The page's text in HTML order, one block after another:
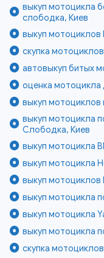
выкуп мотоцикла
слободка, Киев
выкуп мотоциклов
скупка
автовыкуп битых
оценка мотоцикла
выкуп мотоциклов
выкуп мотоцикла
Слободка, Киев
выкуп мотоцикла
выкуп мотоцикла
выкуп мотоциклов
выкуп мотоцикла
выкуп мотоцикла
выкуп мотоцикла
скупка